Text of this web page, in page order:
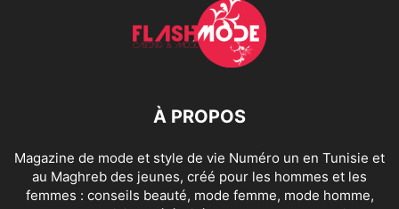
À PROPOS
Magazine de mode et style de vie Numéro un en Tunisie et
au Maghreb des jeunes, créé pour les hommes et les
femmes : conseils beauté, mode femme, mode homme,